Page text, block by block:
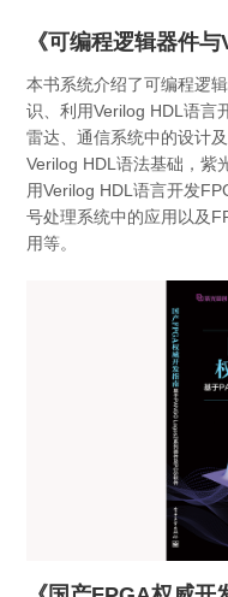
《可编程逻辑器件
本书系统介绍了可编程逻
识、利用Verilog HDL语言
雷达、通信系统中的设计
Verilog HDL语法基础，紫
用Verilog HDL语言开发
号处理系统中的应用以及
用等。